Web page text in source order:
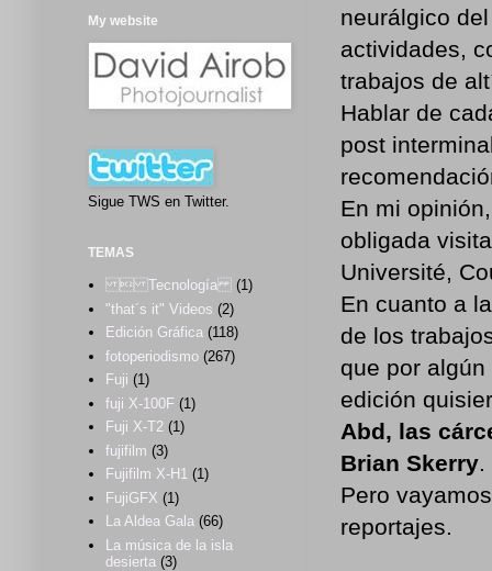
neurálgico
actividades,
trabajos de
Hablar de
post
En mi
obligada
Université,
En cuanto a
de los
que por
edición
Abd, las
Brian Skerry.
Pero
reportajes.
My website
Sigue TWS en Twitter.
TEMAS
 Tecnología (1)
"that´s it" Videos (2)
Edición Gráfica (118)
fotoperiodismo (267)
Fuji (1)
fuji X-100F (1)
Fuji X-T2 (1)
fujifilm (3)
Fujifilm X-H1 (1)
FujiGFX (1)
La Aldea Gala (66)
La música de la isla
desierta (3)